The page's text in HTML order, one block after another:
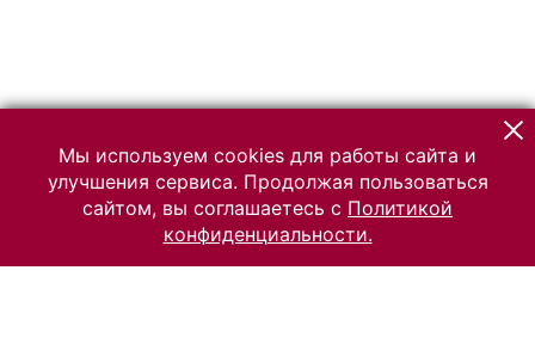
Мы используем cookies для работы сайта и
улучшения сервиса. Продолжая пользоваться
сайтом, вы соглашаетесь с Политикой
конфиденциальности.